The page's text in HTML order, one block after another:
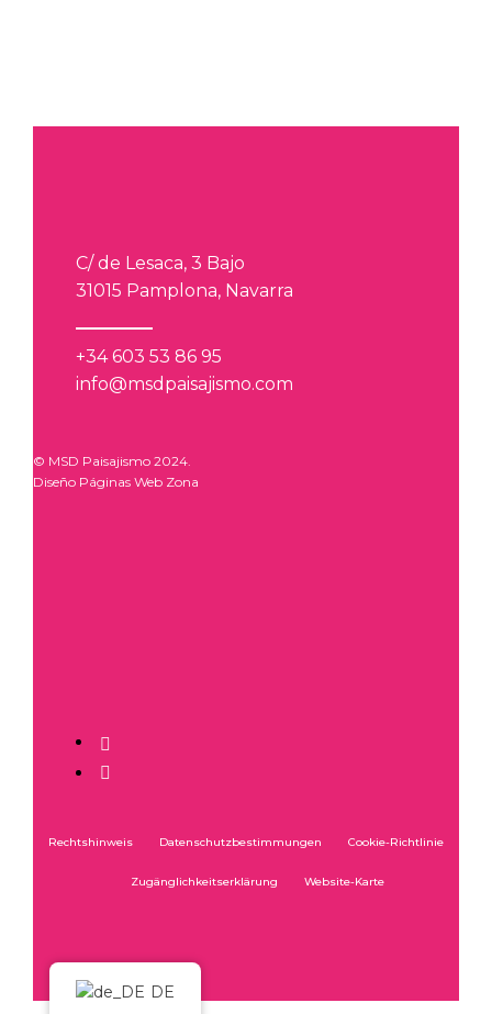
C/ de Lesaca, 3 Bajo
31015 Pamplona, Navarra
+34 603 53 86 95
info@msdpaisajismo.com
© MSD Paisajismo 2024.
Diseño Páginas Web Zona
Rechtshinweis Datenschutzbestimmungen Cookie-Richtlinie
Zugänglichkeitserklärung Website-Karte
DE